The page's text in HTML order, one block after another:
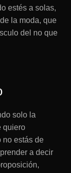
estés a solas,
la moda, que
del no que
solo la
quiero
no estás de
a decir